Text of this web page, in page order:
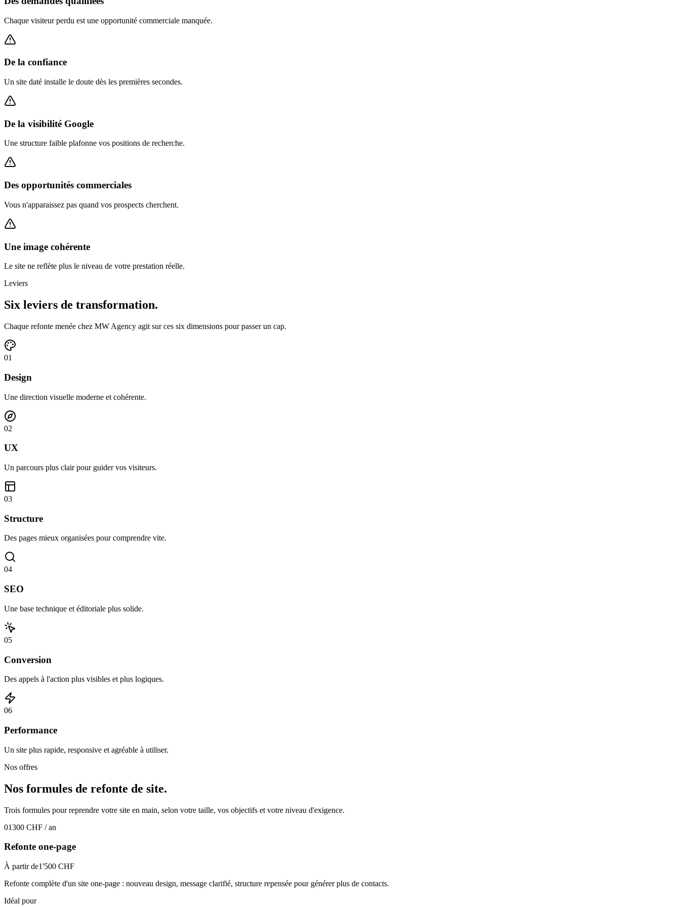
Chaque visiteur perdu est une opportunité commerciale manquée.
De la confiance
Un site daté installe le doute dès les premières secondes.
De la visibilité Google
Une structure faible plafonne vos positions de recherche.
Des opportunités commerciales
Vous n'apparaissez pas quand vos prospects cherchent.
Une image cohérente
Le site ne reflète plus le niveau de votre prestation réelle.
Leviers
Six leviers de transformation.
Chaque refonte menée chez MW Agency agit sur ces six dimensions pour passer un cap.
01
Design
Une direction visuelle moderne et cohérente.
02
UX
Un parcours plus clair pour guider vos visiteurs.
03
Structure
Des pages mieux organisées pour comprendre vite.
04
SEO
Une base technique et éditoriale plus solide.
05
Conversion
Des appels à l'action plus visibles et plus logiques.
06
Performance
Un site plus rapide, responsive et agréable à utiliser.
Nos offres
Nos formules de refonte de site.
Trois formules pour reprendre votre site en main, selon votre taille, vos objectifs et votre niveau d'exigence.
01300 CHF / an
Refonte one-page
À partir de1'500 CHF
Refonte complète d'un site one-page : nouveau design, message clarifié, structure repensée pour générer plus de contacts.
Idéal pour